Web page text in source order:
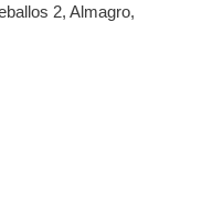
2, Almagro,